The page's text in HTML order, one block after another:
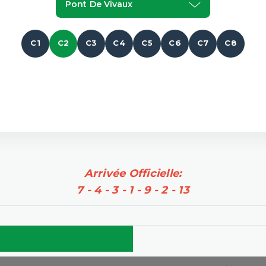
Pont De Vivaux
C1 C2 C3 C4 C5 C6 C7 C8
Arrivée Officielle:
7 - 4 - 3 - 1 - 9 - 2 - 13